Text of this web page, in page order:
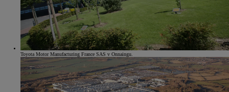
Toyota Motor Manufacturing France SAS v Onnaingu.